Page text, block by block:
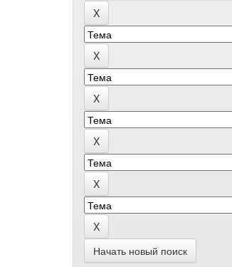
Начать новый поиск